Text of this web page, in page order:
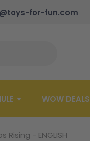
for-fun.com
WOW DEALS
Rising - ENGLISH